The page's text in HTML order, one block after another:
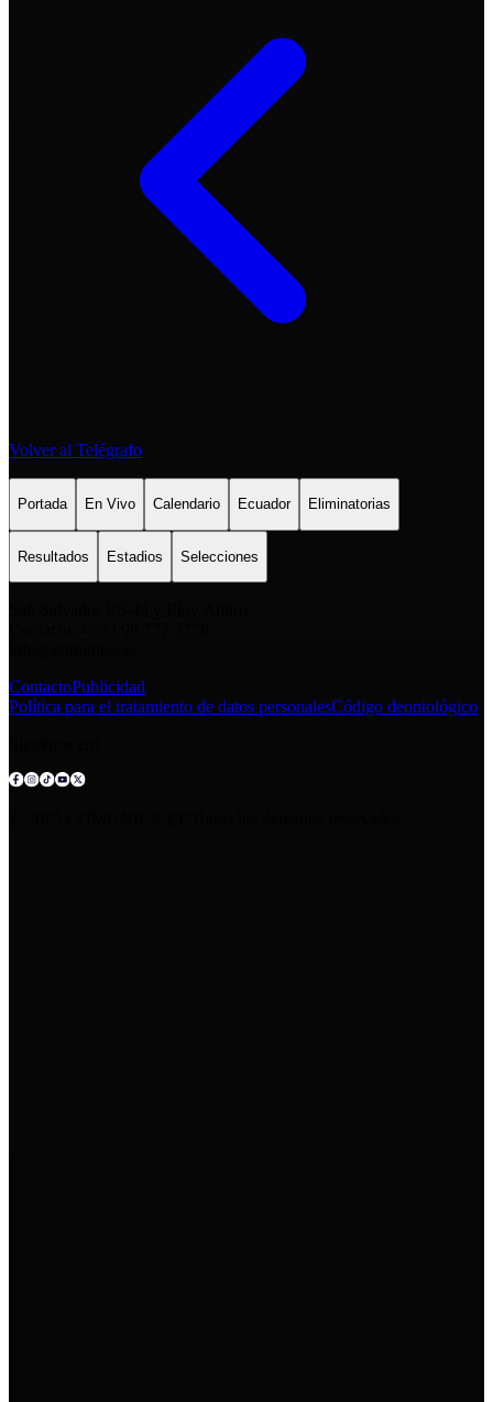
Volver al Telégrafo
Portada En Vivo Calendario Ecuador Eliminatorias
Resultados Estadios Selecciones
ContactoPublicidad
Política para el tratamiento de datos personalesCódigo deontológico